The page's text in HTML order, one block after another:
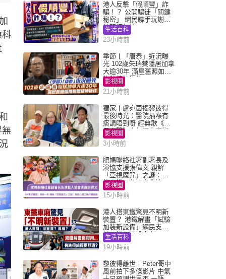
科
港人反擊「假順豐」詐
騙！？ 公開騙徒「關鍵
秘密」 網民聯手玩謝：
練習緬甸語
生活百科
23小時前
季節丨「唐泰」近況曝
光 102歲朱瑞棠隱居加拿
大逾30年 滿屋舊照如博
物館精神極佳
影視圈
21小時前
獨家丨盧宛茵揭黎彼得
最後時光：醫院插喉有
痰講唔到嘢 經典歌《浪
子心聲》金句源自廟街
睇相佬
影視圈
3小時前
肥媽聯絡社署副署長及
演協支援張偉文 親解
「亞視魔咒」之謎：有
信心鐵三角評審繼續
影視圈
15小時前
港人搭東鐵驚見不明新
裝置？ 港鐵解畫「試驗
加裝新設備」網民支
持：好似呢排先有
生活百科
19小時前
黎彼得離世丨Peter哥中
風前拍下多條影片 中氣